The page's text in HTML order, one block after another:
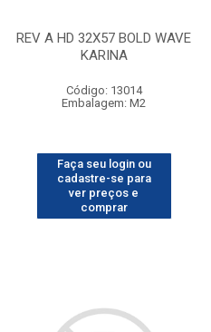
REV A HD 32X57 BOLD WAVE
KARINA
Código: 13014
Embalagem: M2
Faça seu login ou
cadastre-se para
ver preços e
comprar